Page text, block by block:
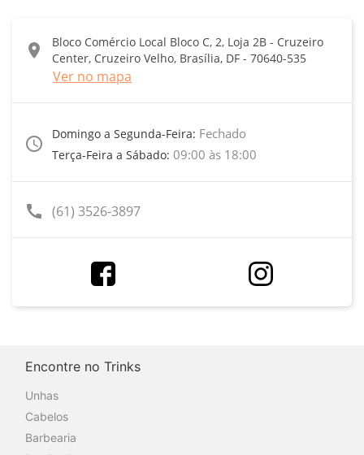
location_on
Bloco Comércio Local Bloco C, 2, Loja 2B - Cruzeiro
Center, Cruzeiro Velho, Brasília, DF - 70640-535
Ver no mapa
access_time
Domingo a Segunda-Feira: Fechado
Terça-Feira a Sábado: 09:00 às 18:00
call (61) 3526-3897
Encontre no Trinks
Unhas
Cabelos
Barbearia